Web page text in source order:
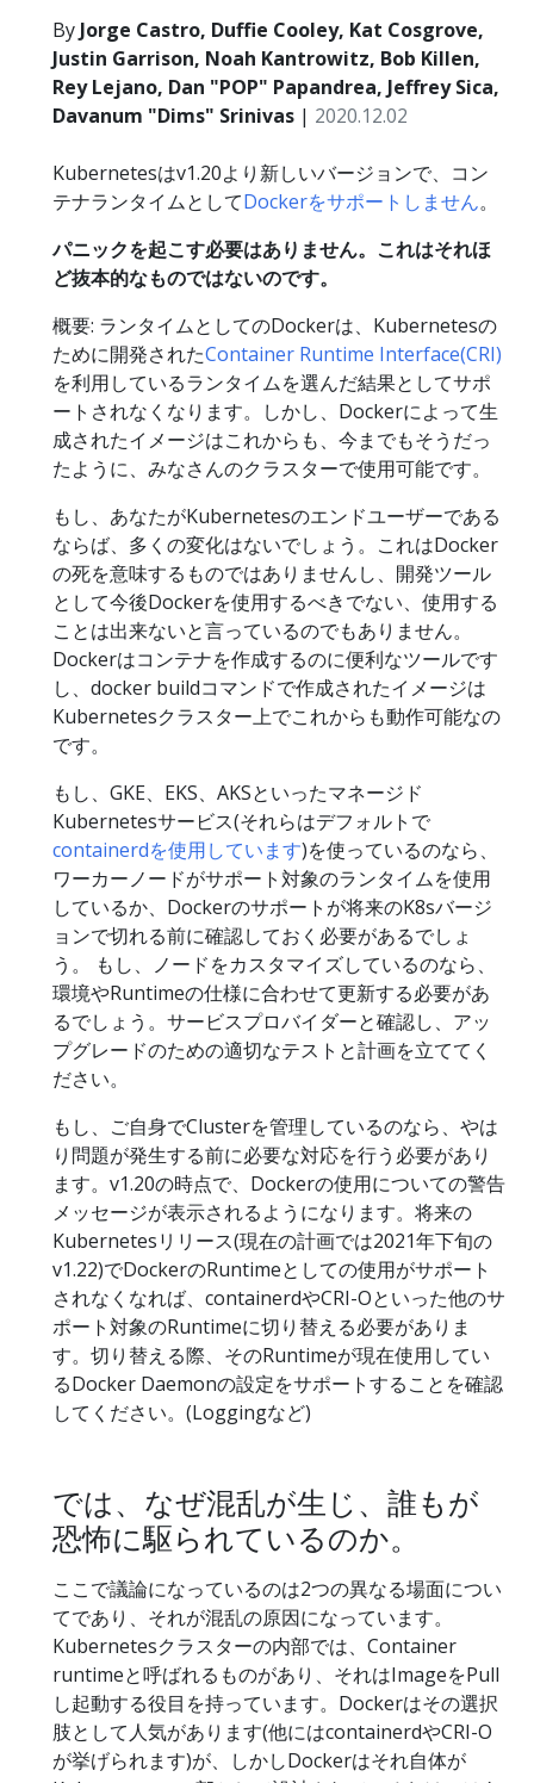
By Jorge Castro, Duffie Cooley, Kat Cosgrove,
Justin Garrison, Noah Kantrowitz, Bob Killen,
Rey Lejano, Dan "POP" Papandrea, Jeffrey Sica,
Davanum "Dims" Srinivas | 2020.12.02
Kubernetesはv1.20より新しいバージョンで、コン
テナランタイムとしてDockerをサポートしません。
パニックを起こす必要はありません。これはそれほ
ど抜本的なものではないのです。
概要: ランタイムとしてのDockerは、Kubernetesの
ために開発されたContainer Runtime Interface(CRI)
を利用しているランタイムを選んだ結果としてサポ
ートされなくなります。しかし、Dockerによって生
成されたイメージはこれからも、今までもそうだっ
たように、みなさんのクラスターで使用可能です。
もし、あなたがKubernetesのエンドユーザーである
ならば、多くの変化はないでしょう。これはDocker
の死を意味するものではありませんし、開発ツール
として今後Dockerを使用するべきでない、使用する
ことは出来ないと言っているのでもありません。
Dockerはコンテナを作成するのに便利なツールです
し、docker buildコマンドで作成されたイメージは
Kubernetesクラスター上でこれからも動作可能なの
です。
もし、GKE、EKS、AKSといったマネージド
Kubernetesサービス(それらはデフォルトで
containerdを使用しています)を使っているのなら、
ワーカーノードがサポート対象のランタイムを使用
しているか、Dockerのサポートが将来のK8sバージ
ョンで切れる前に確認しておく必要があるでしょ
う。 もし、ノードをカスタマイズしているのなら、
環境やRuntimeの仕様に合わせて更新する必要があ
るでしょう。サービスプロバイダーと確認し、アッ
プグレードのための適切なテストと計画を立ててく
ださい。
もし、ご自身でClusterを管理しているのなら、やは
り問題が発生する前に必要な対応を行う必要があり
ます。v1.20の時点で、Dockerの使用についての警告
メッセージが表示されるようになります。将来の
Kubernetesリリース(現在の計画では2021年下旬の
v1.22)でDockerのRuntimeとしての使用がサポート
されなくなれば、containerdやCRI-Oといった他のサ
ポート対象のRuntimeに切り替える必要がありま
す。切り替える際、そのRuntimeが現在使用してい
るDocker Daemonの設定をサポートすることを確認
してください。(Loggingなど)
では、なぜ混乱が生じ、誰もが
恐怖に駆られているのか。
ここで議論になっているのは2つの異なる場面につい
てであり、それが混乱の原因になっています。
Kubernetesクラスターの内部では、Container
runtimeと呼ばれるものがあり、それはImageをPull
し起動する役目を持っています。Dockerはその選択
肢として人気があります(他にはcontainerdやCRI-O
が挙げられます)が、しかしDockerはそれ自体が